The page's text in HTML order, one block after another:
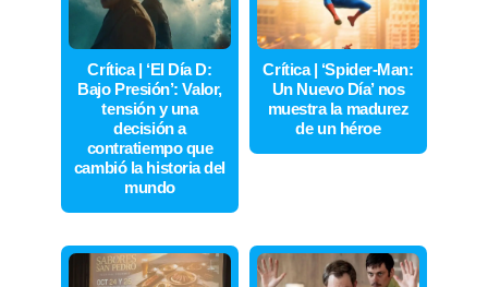
Crítica | ‘El Día D:
Bajo Presión’: Valor,
tensión y una
decisión a
contratiempo que
cambió la historia del
mundo
Crítica | ‘Spider-Man:
Un Nuevo Día’ nos
muestra la madurez
de un héroe